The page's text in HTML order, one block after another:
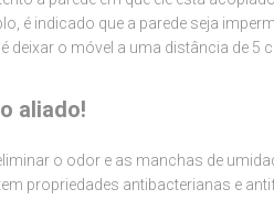
é indicado que a parede seja
o móvel a uma distância de 5
aliado!
o odor e as manchas de
tem propriedades antibacterianas e